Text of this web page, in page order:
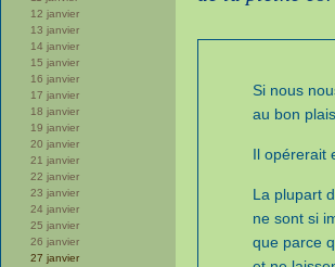
12 janvier
13 janvier
14 janvier
15 janvier
16 janvier
17 janvier
18 janvier
19 janvier
20 janvier
21 janvier
22 janvier
23 janvier
24 janvier
25 janvier
26 janvier
27 janvier
Si nous
au bon
Il opérerait
La plupart
ne sont si
que parce